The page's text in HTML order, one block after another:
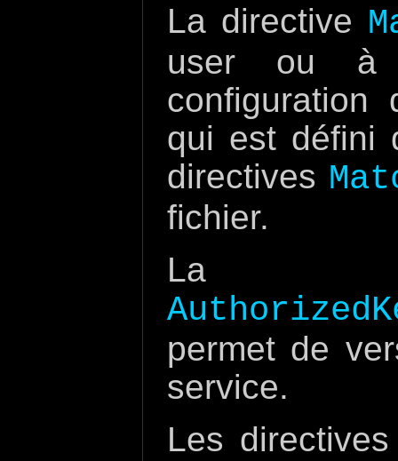
La directive
user ou à
qui est défini
directives
fichier.
La
permet de
service.
Les